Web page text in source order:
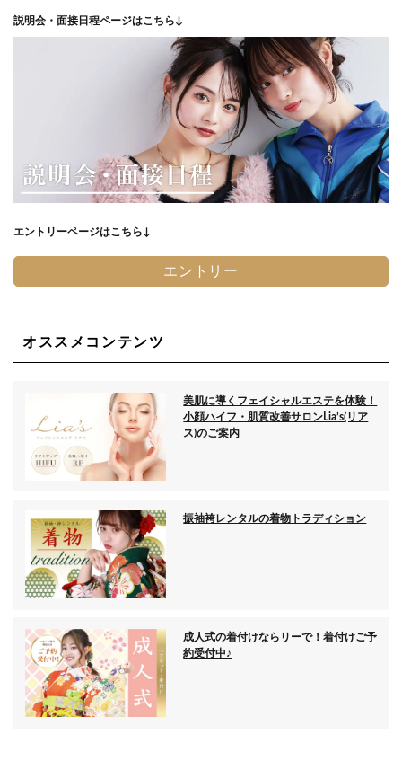
説明会・面接日程ページはこちら↓
エントリーページはこちら↓
エントリー
オススメコンテンツ
美肌に導くフェイシャルエステを体験！
小顔ハイフ・肌質改善サロンLia’s(リア
ス)のご案内
振袖袴レンタルの着物トラディション
成人式の着付けならリーで！着付けご予
約受付中♪